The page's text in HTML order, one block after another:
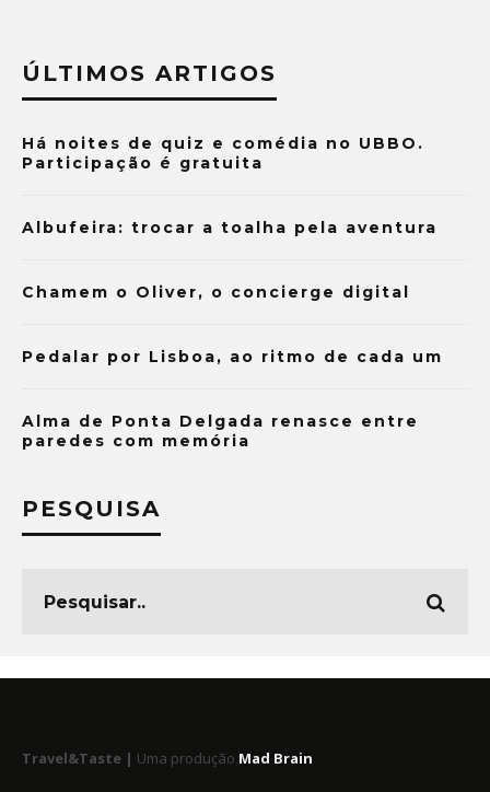
ÚLTIMOS ARTIGOS
Há noites de quiz e comédia no UBBO.
Participação é gratuita
Albufeira: trocar a toalha pela aventura
Chamem o Oliver, o concierge digital
Pedalar por Lisboa, ao ritmo de cada um
Alma de Ponta Delgada renasce entre
paredes com memória
PESQUISA
Travel&Taste | Uma produção Mad Brain